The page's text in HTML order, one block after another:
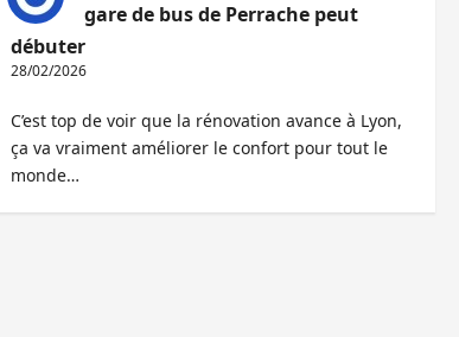
gare de bus de Perrache peut
débuter
28/02/2026
C’est top de voir que la rénovation avance à Lyon,
ça va vraiment améliorer le confort pour tout le
monde…